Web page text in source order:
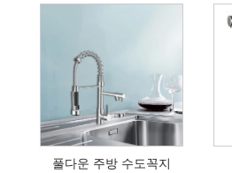
풀다운 주방 수도꼭지